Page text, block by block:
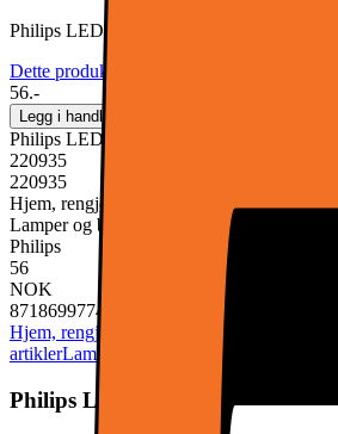
Philips LED-spotlys 35W
Dette produktet er rangert med 5 av 5
56.-
Legg i handlekurv
Philips LED-spotlys 35W
220935
220935
Hjem, rengjøring og kjøkkenutstyr,
Lamper og belysning, LED-lamper og
Philips
56
NOK
8718699774110
Hjem, rengjøring og kjøkkenutstyr
artiklerLamper og belysning LED-lamper
Philips LED-spotlys 35W